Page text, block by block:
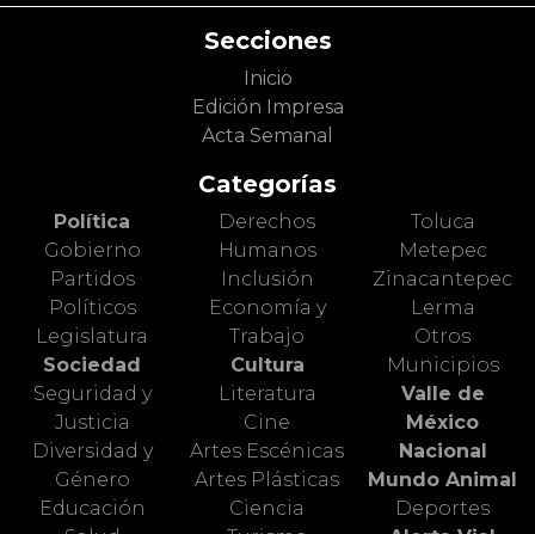
Secciones
Inicio
Edición Impresa
Acta Semanal
Categorías
Política
Gobierno
Partidos
Políticos
Legislatura
Sociedad
Seguridad y
Justicia
Diversidad y
Género
Educación
Derechos
Humanos
Inclusión
Economía y
Trabajo
Cultura
Literatura
Cine
Artes Escénicas
Artes Plásticas
Ciencia
Toluca
Metepec
Zinacantepec
Lerma
Otros
Municipios
Valle de
México
Nacional
Mundo Animal
Deportes